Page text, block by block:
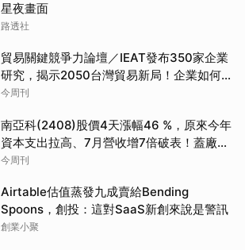
星夜畫面
路透社
貿易關鍵競爭力論壇／IEAT發布350家企業
研究，揭示2050台灣貿易新局！企業如何
透過養「蝦」養「馬」掌握先機？
今周刊
南亞科(2408)股價4天漲幅46 %，原來今年
資本支出拉高、7月營收增7倍破表！蓋廠買
設備最新營運目標曝光
今周刊
Airtable估值蒸發九成賣給Bending
Spoons，創投：這對SaaS新創來說是警訊
創業小聚